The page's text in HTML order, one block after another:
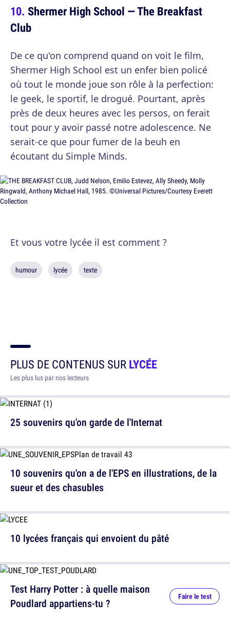
Shermer High School — The Breakfast
Club
De ce qu'on comprend quand on voit le film,
Shermer High School est un enfer bien policé
où tout le monde joue son rôle à la perfection:
le geek, le sportif, le drogué. Pourtant, après
près de deux heures avec les persos, on ferait
tout pour y avoir passé notre adolescence. Ne
serait-ce que pour fumer de la beuh en
écoutant du Simple Minds.
Et vous votre lycée il est comment ?
humour lycée texte
PLUS DE CONTENUS SURLYCÉE
Les plus lus par nos lecteurs
25 souvenirs qu'on garde de l'Internat
10 lycées français qui envoient du pâté
10 souvenirs qu'on a de l'EPS en illustrations, de la
sueur et des chasubles
Test Harry Potter : à quelle maison
Poudlard appartiens-tu ?
Faire le test